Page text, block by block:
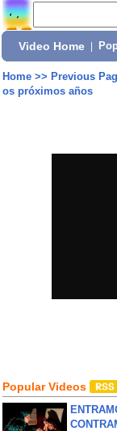
Video Home
Home>> Previous
os próximos años
Popular Videos